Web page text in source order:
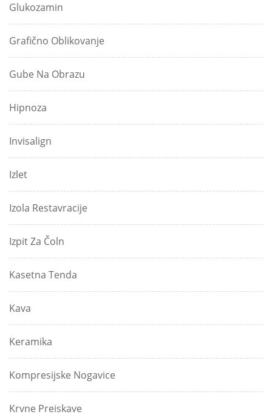
Glukozamin
Grafično Oblikovanje
Gube Na Obrazu
Hipnoza
Invisalign
Izlet
Izola Restavracije
Izpit Za Čoln
Kasetna Tenda
Kava
Keramika
Kompresijske Nogavice
Krvne Preiskave